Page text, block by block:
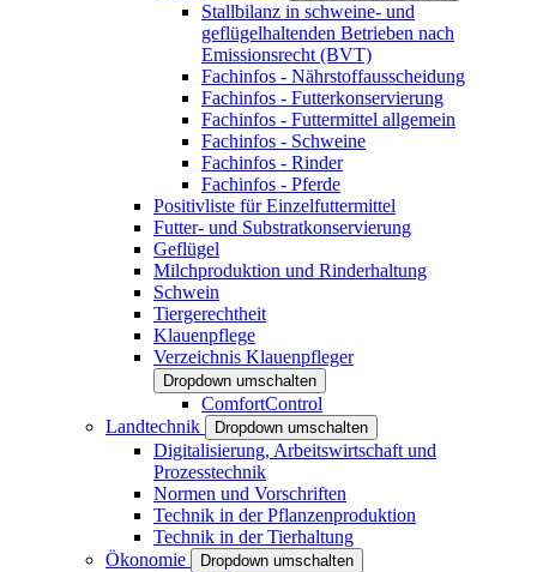
Stallbilanz in schweine- und
geflügelhaltenden Betrieben nach
Emissionsrecht (BVT)
Fachinfos - Nährstoffausscheidung
Fachinfos - Futterkonservierung
Fachinfos - Futtermittel allgemein
Fachinfos - Schweine
Fachinfos - Rinder
Fachinfos - Pferde
Positivliste für Einzelfuttermittel
Futter- und Substratkonservierung
Geflügel
Milchproduktion und Rinderhaltung
Schwein
Tiergerechtheit
Klauenpflege
Verzeichnis Klauenpfleger
Dropdown umschalten
ComfortControl
Landtechnik
Dropdown umschalten
Digitalisierung, Arbeitswirtschaft und
Prozesstechnik
Normen und Vorschriften
Technik in der Pflanzenproduktion
Technik in der Tierhaltung
Ökonomie
Dropdown umschalten